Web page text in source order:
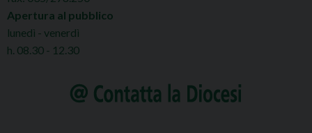
Apertura al pubblico
lunedì - venerdì
h. 08.30 - 12.30